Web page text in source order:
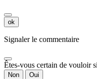
ok
Signaler le commentaire
Êtes-vous certain de vouloir
Non Oui